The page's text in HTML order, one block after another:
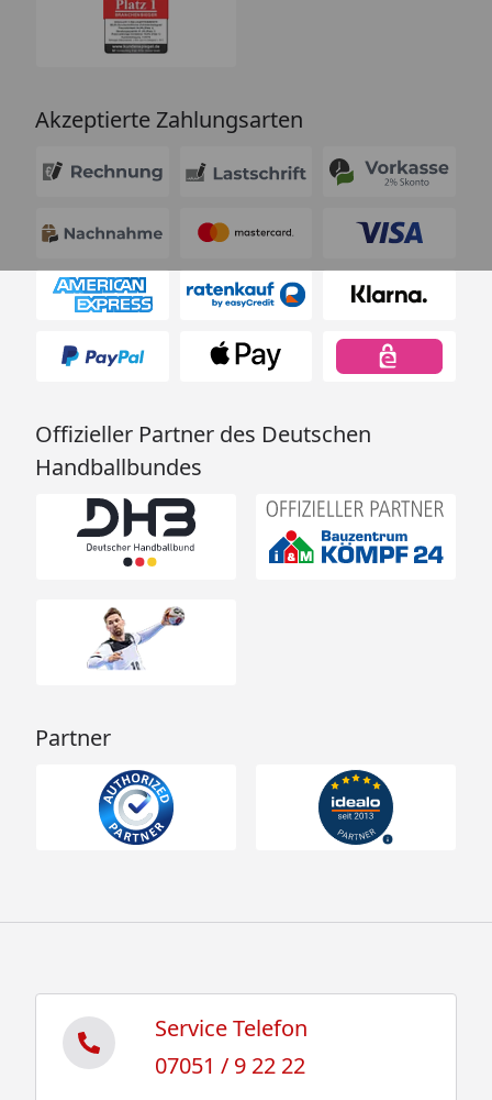
Akzeptierte Zahlungsarten
Offizieller Partner des Deutschen
Handballbundes
Partner
Service Telefon
07051 / 9 22 22